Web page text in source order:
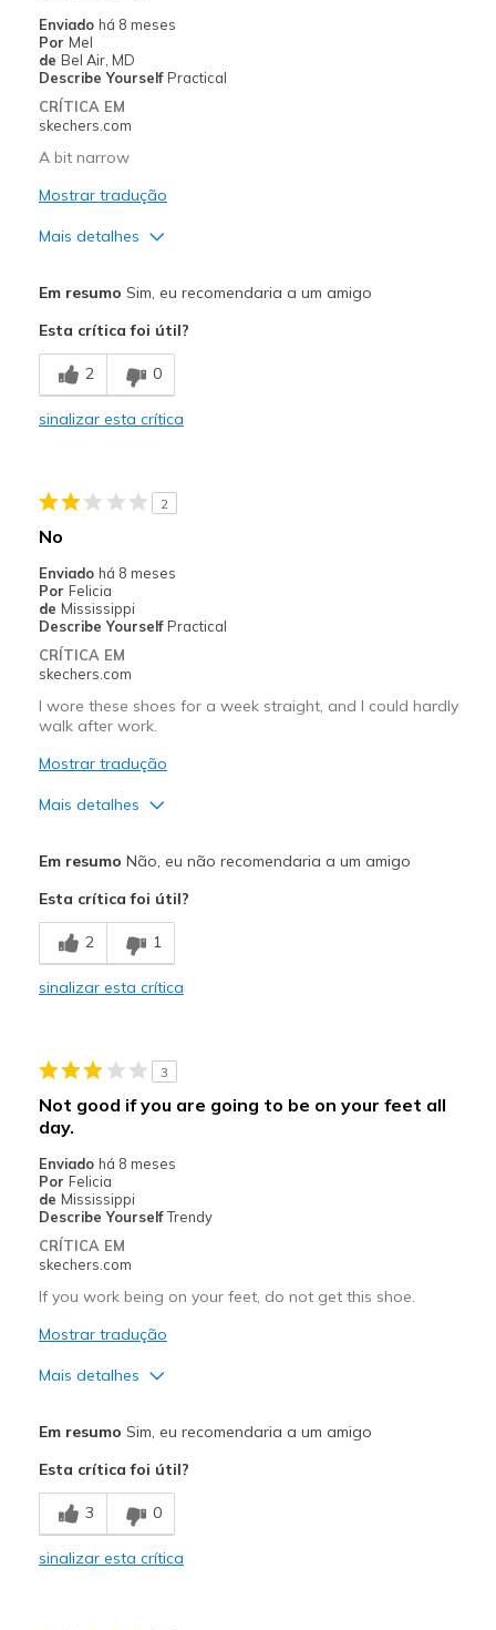
Enviado há 8 meses
Por Mel
de Bel Air, MD
Describe Yourself Practical
CRÍTICA EM
skechers.com
A bit narrow
Mostrar tradução
Mais detalhes
Width
Sizing
View On Shoes
Shoes are for Wearing
Em resumo Sim, eu recomendaria a um amigo
Esta crítica foi útil?
2 0
sinalizar esta crítica
2
No
Enviado há 8 meses
Por Felicia
de Mississippi
Describe Yourself Practical
CRÍTICA EM
skechers.com
I wore these shoes for a week straight, and I could hardly
walk after work.
Mostrar tradução
Mais detalhes
Contras
Not good if you work on your feet all day.
Poor Cushioning
None
Width
Sizing
View On Shoes
Shoes are for Wearing
Em resumo Não, eu não recomendaria a um amigo
Esta crítica foi útil?
2 1
sinalizar esta crítica
3
Not good if you are going to be on your feet all
day.
Enviado há 8 meses
Por Felicia
de Mississippi
Describe YourselfTrendy
CRÍTICA EM
skechers.com
If you work being on your feet, do not get this shoe.
Mostrar tradução
Mais detalhes
Contras
Poor Cushioning
Em resumo Sim, eu recomendaria a um amigo
Esta crítica foi útil?
3 0
sinalizar esta crítica